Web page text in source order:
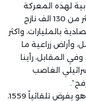
لهذه المعركة
الحاصلة، هناك اكثر من 200 قتيل واكثر من 130 الف نازح
بالمليارات، واكثر
وأراض زراعية ما
المقابل، رأينا
الغاصب
وختم مطر: “يجب تطبيق القرار 1701، وهو يفرض تلقائياً 1559،